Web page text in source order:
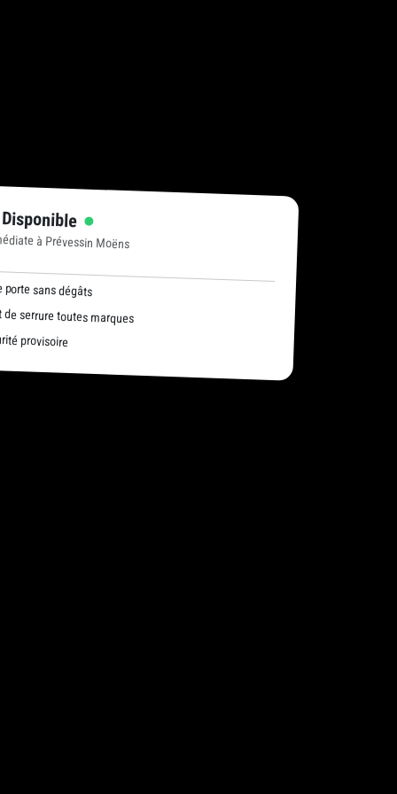
à Prévessin Moëns
sans dégâts
serrure toutes marques
provisoire